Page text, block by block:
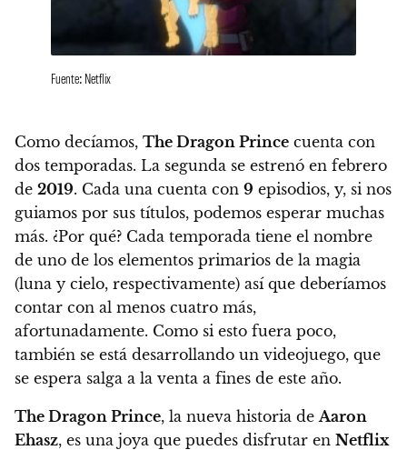
Fuente: Netflix
Como decíamos, The Dragon Prince cuenta con
dos temporadas. La segunda se estrenó en febrero
de 2019. Cada una cuenta con 9 episodios, y, si nos
guiamos por sus títulos, podemos esperar muchas
más. ¿Por qué? Cada temporada tiene el nombre
de uno de los elementos primarios de la magia
(luna y cielo, respectivamente) así que deberíamos
contar con al menos cuatro más,
afortunadamente. Como si esto fuera poco,
también se está desarrollando un videojuego, que
se espera salga a la venta a fines de este año.
The Dragon Prince, la nueva historia de Aaron
Ehasz, es una joya que puedes disfrutar en Netflix